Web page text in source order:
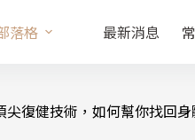
落格 最新消息
復健技術，如何幫你找回身